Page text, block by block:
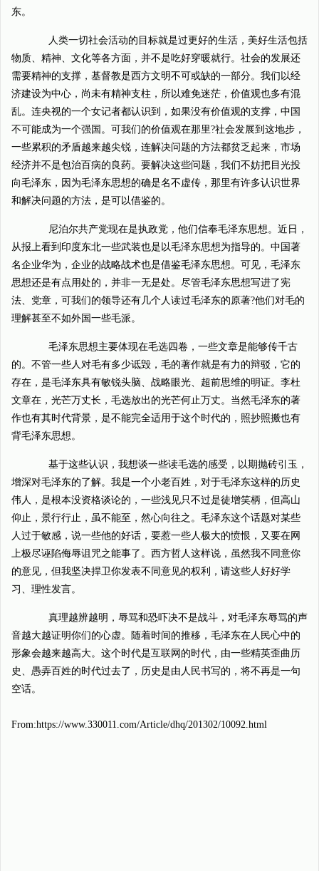
东。
人类一切社会活动的目标就是过更好的生活，美好生活包括
物质、精神、文化等各方面，并不是吃好穿暖就行。社会的发展还
需要精神的支撑，基督教是西方文明不可或缺的一部分。我们以经
济建设为中心，尚未有精神支柱，所以难免迷茫，价值观也多有混
乱。连央视的一个女记者都认识到，如果没有价值观的支撑，中国
不可能成为一个强国。可我们的价值观在那里?社会发展到这地步，
一些累积的矛盾越来越尖锐，连解决问题的方法都贫乏起来，市场
经济并不是包治百病的良药。要解决这些问题，我们不妨把目光投
向毛泽东，因为毛泽东思想的确是名不虚传，那里有许多认识世界
和解决问题的方法，是可以借鉴的。
尼泊尔共产党现在是执政党，他们信奉毛泽东思想。近日，
从报上看到印度东北一些武装也是以毛泽东思想为指导的。中国著
名企业华为，企业的战略战术也是借鉴毛泽东思想。可见，毛泽东
思想还是有点用处的，并非一无是处。尽管毛泽东思想写进了宪
法、党章，可我们的领导还有几个人读过毛泽东的原著?他们对毛的
理解甚至不如外国一些毛派。
毛泽东思想主要体现在毛选四卷，一些文章是能够传千古
的。不管一些人对毛有多少诋毁，毛的著作就是有力的辩驳，它的
存在，是毛泽东具有敏锐头脑、战略眼光、超前思维的明证。李杜
文章在，光芒万丈长，毛选放出的光芒何止万丈。当然毛泽东的著
作也有其时代背景，是不能完全适用于这个时代的，照抄照搬也有
背毛泽东思想。
基于这些认识，我想谈一些读毛选的感受，以期抛砖引玉，
增深对毛泽东的了解。我是一个小老百姓，对于毛泽东这样的历史
伟人，是根本没资格谈论的，一些浅见只不过是徒增笑柄，但高山
仰止，景行行止，虽不能至，然心向往之。毛泽东这个话题对某些
人过于敏感，说一些他的好话，要惹一些人极大的愤恨，又要在网
上极尽诬陷侮辱诅咒之能事了。西方哲人这样说，虽然我不同意你
的意见，但我坚决捍卫你发表不同意见的权利，请这些人好好学
习、理性发言。
真理越辨越明，辱骂和恐吓决不是战斗，对毛泽东辱骂的声
音越大越证明你们的心虚。随着时间的推移，毛泽东在人民心中的
形象会越来越高大。这个时代是互联网的时代，由一些精英歪曲历
史、愚弄百姓的时代过去了，历史是由人民书写的，将不再是一句
空话。
From:https://www.330011.com/Article/dhq/201302/10092.html